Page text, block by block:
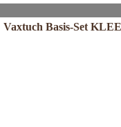
Vaxtuch Basis-Set